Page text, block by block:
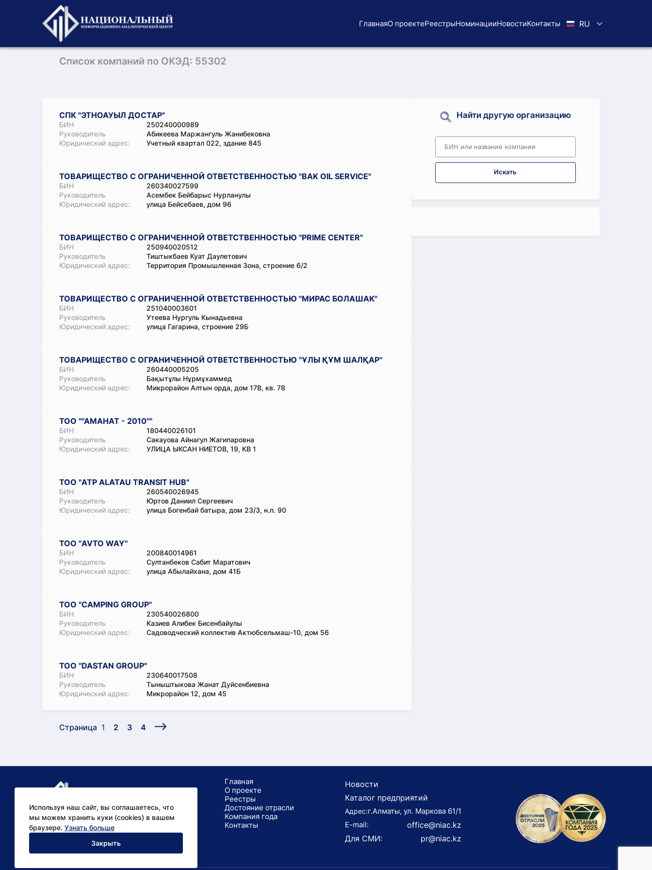
ГлавнаяО проектеРеестрыНоминацииНовостиKoнтaкты RU
Список компаний по ОКЭД: 55302
СПК "ЭТНОАУЫЛ ДОСТАР"
БИН
250240000989
Руководитель
Абикеева Маржангуль Жанибековна
Юридический адрес:
Учетный квартал 022, здание 845
ТОВАРИЩЕСТВО С ОГРАНИЧЕННОЙ ОТВЕТСТВЕННОСТЬЮ "BAK OIL SERVICE"
БИН
260340027599
Руководитель
Асембек Бейбарыс Нурланулы
Юридический адрес:
улица Бейсебаев, дом 96
ТОВАРИЩЕСТВО С ОГРАНИЧЕННОЙ ОТВЕТСТВЕННОСТЬЮ "PRIME CENTER"
БИН
250940020512
Руководитель
Тиштыкбаев Куат Даулетович
Юридический адрес:
Территория Промышленная Зона, строение 6/2
ТОВАРИЩЕСТВО С ОГРАНИЧЕННОЙ ОТВЕТСТВЕННОСТЬЮ "МИРАС БОЛАШАК"
БИН
251040003601
Руководитель
Утеева Нургуль Кынадьевна
Юридический адрес:
улица Гагарина, строение 29Б
ТОВАРИЩЕСТВО С ОГРАНИЧЕННОЙ ОТВЕТСТВЕННОСТЬЮ "ҰЛЫ ҚҰМ ШАЛҚАР"
БИН
260440005205
Руководитель
Бақытұлы Нұрмұхаммед
Юридический адрес:
Микрорайон Алтын орда, дом 17В, кв. 78
ТОО ""АМАНАТ - 2010""
БИН
180440026101
Руководитель
Сакауова Айнагул Жагипаровна
Юридический адрес:
УЛИЦА ЫКСАН НИЕТОВ, 19, КВ 1
ТОО "ATP ALATAU TRANSIT HUB"
БИН
260540026945
Руководитель
Юртов Даниил Сергеевич
Юридический адрес:
улица Богенбай батыра, дом 23/3, н.п. 90
ТОО "AVTO WAY"
БИН
200840014961
Руководитель
Султанбеков Сабит Маратович
Юридический адрес:
улица Абылайхана, дом 41Б
ТОО "CAMPING GROUP"
БИН
230540026800
Руководитель
Казиев Алибек Бисенбайулы
Юридический адрес:
Садоводческий коллектив Актюбсельмаш-10, дом 56
ТОО "DASTAN GROUP"
БИН
230640017508
Руководитель
Тыныштыкова Жанат Дуйсенбиевна
Юридический адрес:
Микрорайон 12, дом 45
Страница 1 2 3 4
Найти другую организацию
Искать
Используя наш сайт, вы соглашаетесь, что
мы можем хранить куки (cookies) в вашем
браузере. Узнать больше
Закрыть
Аналитические
исследования для бизнеса
Главная
О проекте
Реестры
Достояние отрасли
Компания года
Koнтaкты
Новости
Каталог предприятий
Адрес:г.Алматы, ул. Маркова 61/1
E-mail:
office@niac.kz
Для СМИ:
pr@niac.kz